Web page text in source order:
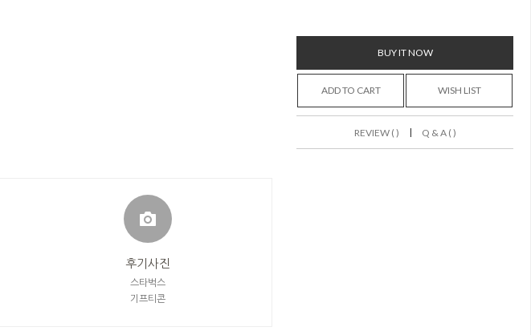
후기사진
스타벅스
기프티콘
BUY IT NOW
ADD TO CART WISH LIST
REVIEW ( ) | Q & A ( )